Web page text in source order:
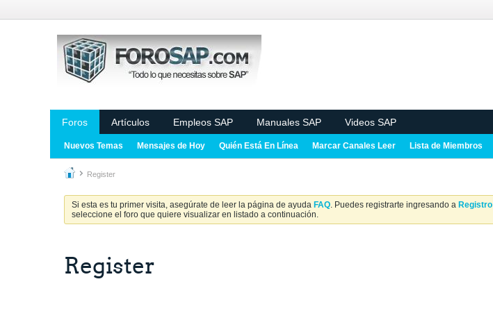
Foros Artículos Empleos SAP Manuales SAP Videos SAP
Nuevos Temas Mensajes de Hoy Quién Está En Línea Marcar Canales Leer Lista de Miembros
Register
Si esta es tu primer visita, asegúrate de leer la página de ayuda FAQ. Puedes registrarte ingresando a Registro
seleccione el foro que quiere visualizar en listado a continuación.
Register